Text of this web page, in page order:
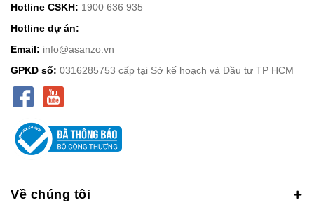
Hotline CSKH: 1900 636 935
Hotline dự án:
Email: info@asanzo.vn
GPKD số: 0316285753 cấp tại Sở kế hoạch và Đầu tư TP HCM
Về chúng tôi